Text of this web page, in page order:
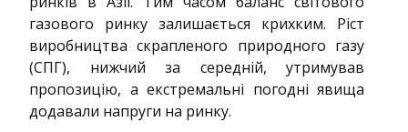
газового ринку залишається крихким. Ріст
виробництва скрапленого природного газу
(СПГ), нижчий за середній, утримував
пропозицію, а екстремальні погодні явища
додавали напруги на ринку.